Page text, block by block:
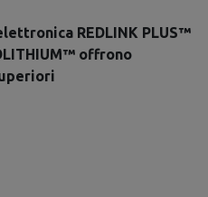
REDLINK PLUS™
offrono